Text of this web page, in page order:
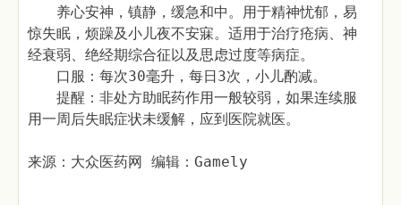
养心安神，镇静，缓急和中。用于精神忧郁，易
惊失眠，烦躁及小儿夜不安寐。适用于治疗疮病、神
经衰弱、绝经期综合征以及思虑过度等病症。
口服：每次30毫升，每日3次，小儿酌减。
提醒：非处方助眠药作用一般较弱，如果连续服
用一周后失眠症状未缓解，应到医院就医。
来源：大众医药网 编辑：Gamely